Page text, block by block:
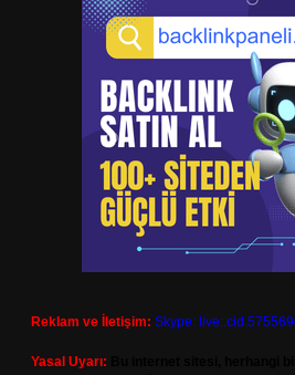
Reklam ve İletişim: Skype:
Yasal Uyarı: